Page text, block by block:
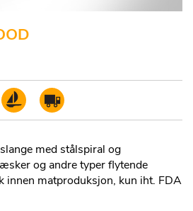
med stålspiral og
og andre typer flytende
matproduksjon, kun iht. FDA